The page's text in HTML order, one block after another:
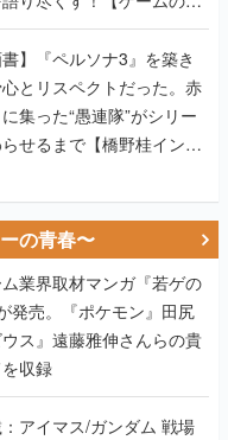
書】『ペルソナ3』を築き
心とリスペクトだった。赤
集った“愚連隊”がシリー
せるまで【橋野桂インタ
の青春〜
業界取材マンガ『若ゲの
発売。『ポケモン』田尻
ス』遠藤雅伸さんらの貴
収録
アイマス/ガンダム 戦場